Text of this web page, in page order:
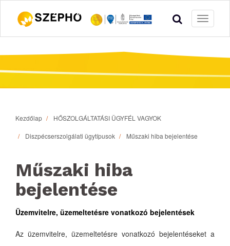
Toggle
Kezdőlap HŐSZOLGÁLTATÁSI ÜGYFÉL VAGYOK
Diszpécserszolgálati ügytípusok Műszaki hiba bejelentése
Műszaki hiba
bejelentése
Üzemvitelre, üzemeltetésre vonatkozó bejelentések
Az üzemvitelre, üzemeltetésre vonatkozó bejelentéseket a